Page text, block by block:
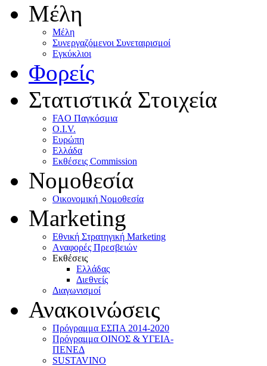
Μέλη
Mέλη
Συνεργαζόμενοι Συνεταιρισμοί
Εγκύκλιοι
Φορείς
Στατιστικά Στοιχεία
FAO Παγκόσμια
O.I.V.
Ευρώπη
Ελλάδα
Eκθέσεις Commission
Νομοθεσία
Οικονομική Νομοθεσία
Marketing
Eθνική Στρατηγική Marketing
Aναφορές Πρεσβειών
Eκθέσεις
Eλλάδας
Διεθνείς
Διαγωνισμοί
Ανακοινώσεις
Πρόγραμμα ΕΣΠΑ 2014-2020
Πρόγραμμα ΟΙΝΟΣ & ΥΓΕΙΑ-
ΠΕΝΕΔ
SUSTAVINO